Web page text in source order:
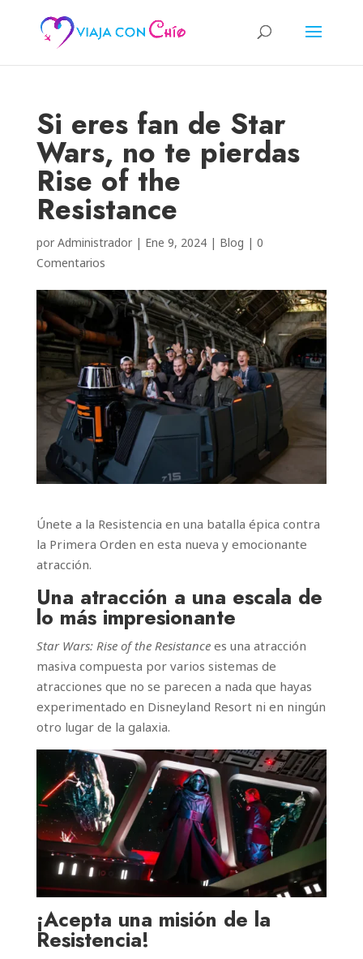
Si eres fan de Star
Wars, no te pierdas
Rise of the
Resistance
por Administrador| Ene 9, 2024| Blog | 0
Comentarios
Únete a la Resistencia en una batalla épica contra
la Primera Orden en esta nueva y emocionante
atracción.
Una atracción a una escala de
lo más impresionante
Star Wars: Rise of the Resistancees una atracción
masiva compuesta por varios sistemas de
atracciones que no se parecen a nada que hayas
experimentado en Disneyland Resort ni en ningún
otro lugar de la galaxia.
¡Acepta una misión de la
Resistencia!